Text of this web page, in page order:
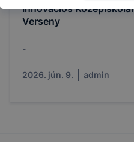
Innovációs Középiskolai
Verseny
-
2026. jún. 9. admin